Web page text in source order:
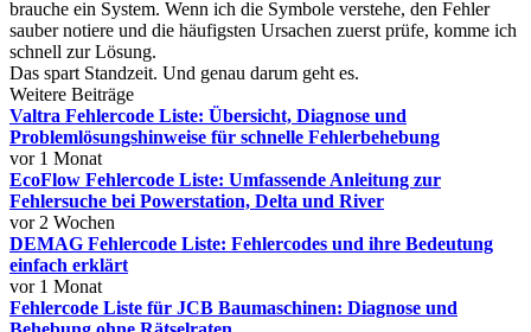
brauche ein System. Wenn ich die Symbole verstehe, den Fehler
sauber notiere und die häufigsten Ursachen zuerst prüfe, komme ich
schnell zur Lösung.
Das spart Standzeit. Und genau darum geht es.
Weitere Beiträge
Valtra Fehlercode Liste: Übersicht, Diagnose und
Problemlösungshinweise für schnelle Fehlerbehebung
vor 1 Monat
EcoFlow Fehlercode Liste: Umfassende Anleitung zur
Fehlersuche bei Powerstation, Delta und River
vor 2 Wochen
DEMAG Fehlercode Liste: Fehlercodes und ihre Bedeutung
einfach erklärt
vor 1 Monat
Fehlercode Liste für JCB Baumaschinen: Diagnose und